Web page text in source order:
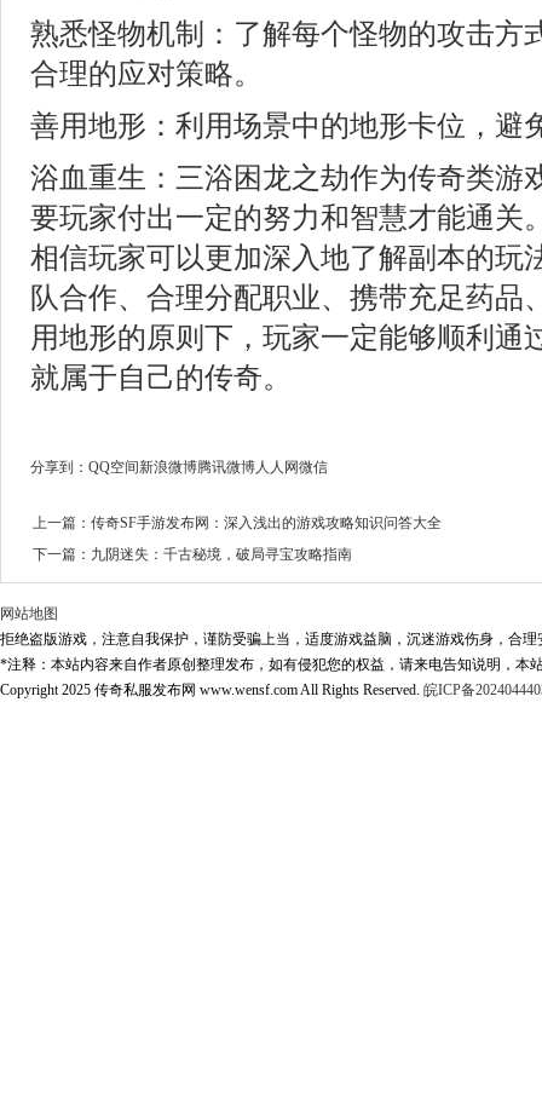
熟悉怪物机制：了解每个怪物的攻击方
合理的应对策略。
善用地形：利用场景中的地形卡位，避
浴血重生：三浴困龙之劫作为传奇类游
要玩家付出一定的努力和智慧才能通关
相信玩家可以更加深入地了解副本的玩
队合作、合理分配职业、携带充足药品
用地形的原则下，玩家一定能够顺利通
就属于自己的传奇。
分享到： QQ空间新浪微博腾讯微博人人网微信
上一篇：传奇SF手游发布网：深入浅出的游戏攻略知识问答大全
下一篇： 九阴迷失：千古秘境，破局寻宝攻略指南
网站地图
拒绝盗版游戏，注意自我保护，谨防受骗上当，适度游戏益脑，沉迷游戏伤身，合
*注释：本站内容来自作者原创整理发布，如有侵犯您的权益，请来电告知说明，本
Copyright 2025 传奇私服发布网 www.wensf.com All Rights Reserved. 皖ICP备